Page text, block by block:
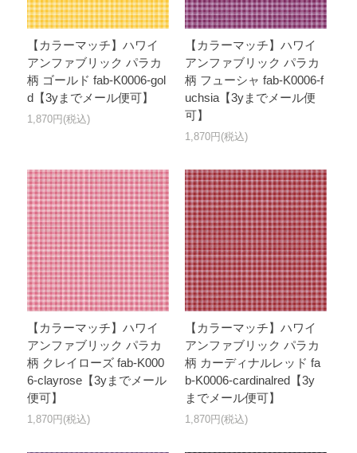
【カラーマッチ】ハワイ
アンファブリック パラカ
柄 ゴールド fab-K0006-gol
d【3yまでメール便可】
1,870円(税込)
【カラーマッチ】ハワイ
アンファブリック パラカ
柄 フューシャ fab-K0006-f
uchsia【3yまでメール便
可】
1,870円(税込)
【カラーマッチ】ハワイ
アンファブリック パラカ
柄 クレイローズ fab-K000
6-clayrose【3yまでメール
便可】
1,870円(税込)
【カラーマッチ】ハワイ
アンファブリック パラカ
柄 カーディナルレッド fa
b-K0006-cardinalred【3y
までメール便可】
1,870円(税込)